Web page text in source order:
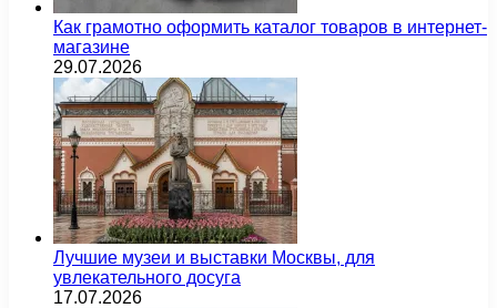
Как грамотно оформить каталог товаров в интернет-
магазине
29.07.2026
Лучшие музеи и выставки Москвы, для
увлекательного досуга
17.07.2026